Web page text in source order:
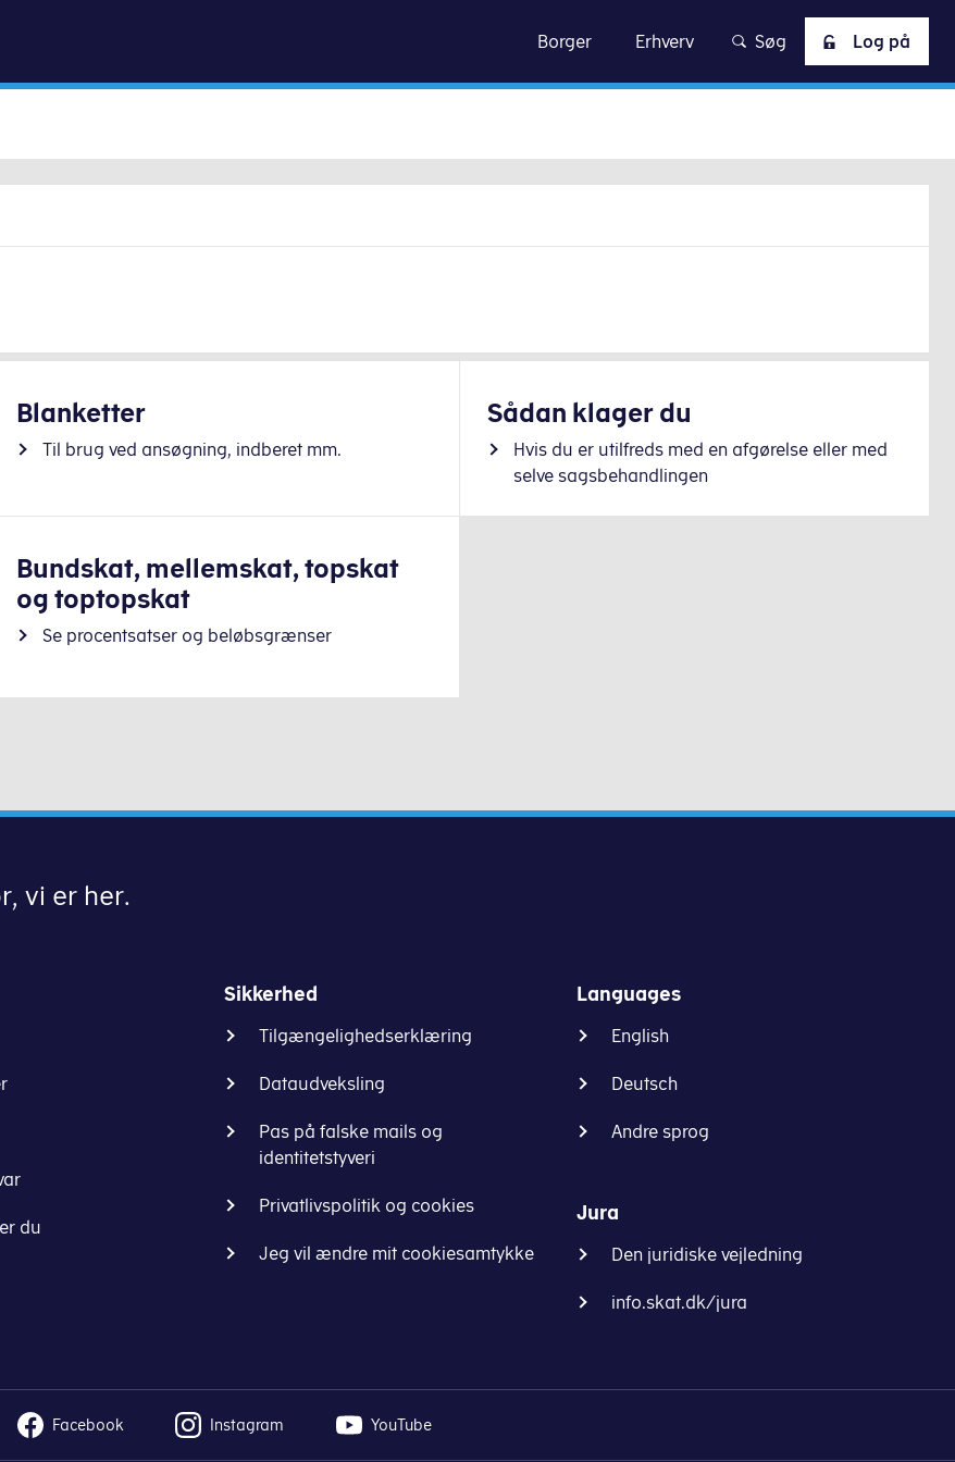
Borger Erhverv Søg Log på
Blanketter
Til brug ved ansøgning, indberet mm.
Sådan klager du
Hvis du er utilfreds med en afgørelse eller med
selve sagsbehandlingen
Bundskat, mellemskat, topskat
og toptopskat
Se procentsatser og beløbsgrænser
vi er her.
du
Sikkerhed
Tilgængelighedserklæring
Dataudveksling
Pas på falske mails og
identitetstyveri
Privatlivspolitik og cookies
Jeg vil ændre mit cookiesamtykke
Languages
English
Deutsch
Andre sprog
Jura
Den juridiske vejledning
info.skat.dk/jura
Facebook Instagram YouTube